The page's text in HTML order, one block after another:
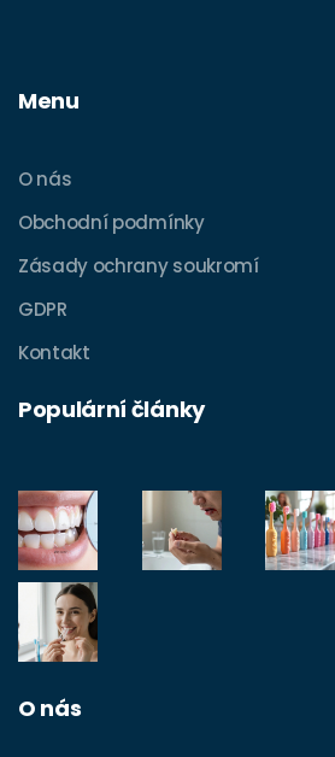
Menu
O nás
Obchodní podmínky
Zásady ochrany soukromí
GDPR
Kontakt
Populární články
O nás